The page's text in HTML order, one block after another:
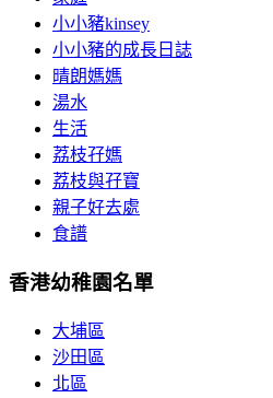
小小豬kinsey
小小豬的成長日誌
晴朗媽媽
湯水
生活
荔枝孖媽
荔枝與孖寶
親子好去處
食譜
香港幼稚園名單
大埔區
沙田區
北區